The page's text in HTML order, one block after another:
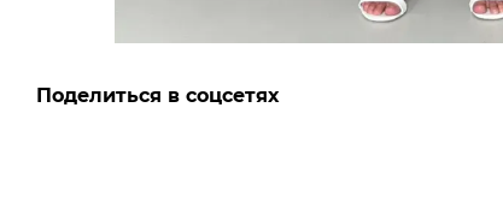
Поделиться в соцсетях